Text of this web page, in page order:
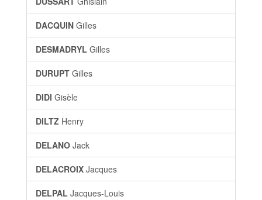
DACQUIN Gilles
DESMADRYL Gilles
DURUPT Gilles
DIDI Gisèle
DILTZ Henry
DELANO Jack
DELACROIX Jacques
DELPAL Jacques-Louis